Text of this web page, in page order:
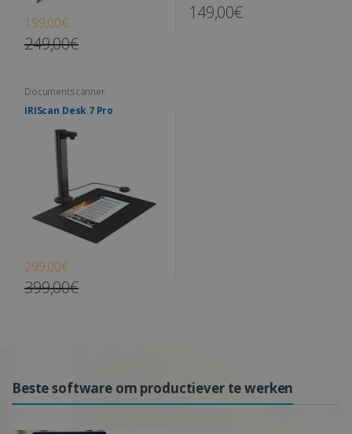
199,00€
249,00€
149,00€
Documentscanner
IRIScan Desk 7 Pro
299,00€
399,00€
Beste software om productiever te werken